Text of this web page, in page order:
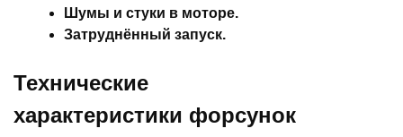
Шумы и стуки в моторе.
Затруднённый запуск.
Технические
характеристики форсунок